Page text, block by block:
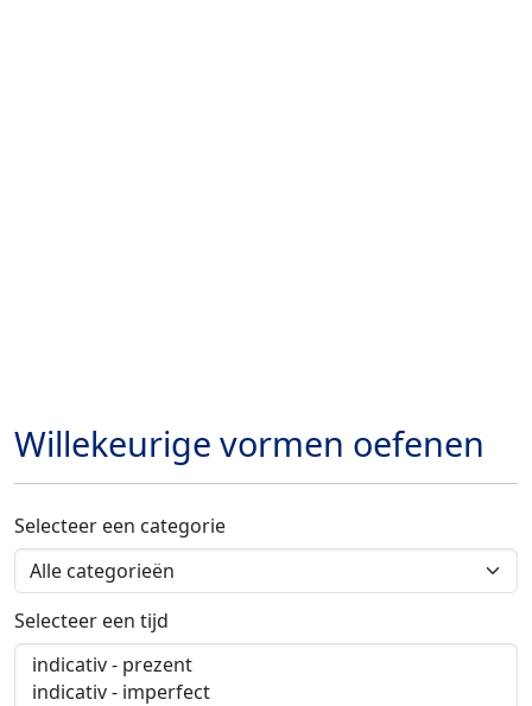
Willekeurige vormen oefenen
Selecteer een categorie
Selecteer een tijd